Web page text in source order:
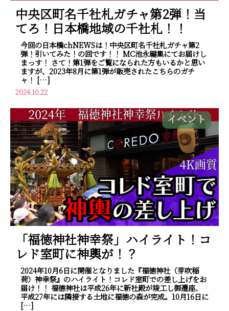
中央区町名千社札ガチャ第2弾！当
てろ！日本橋地域の千社札！！
今回の日本橋chNEWSは！中央区町名千社札ガチャ第2
弾！引いてみた！の回です！！ MC池永編集にてお届けし
まっす！ さて！第1弾をご覧になられた方もいるかと思い
ますが、2023年8月に第1弾が販売されたこちらのガチ
ャ！ […]
2024.10.22
イベント
「福徳神社神幸祭」ハイライト！コ
レド室町に神輿が！？
2024年10月6日に開催となりました『福徳神社（芽吹稲
荷）神幸祭』のハイライト！コレド室町での差し上げをお
届け！！ 福徳神社は平成26年に新社殿が竣工し御遷座、
平成27年には隣接する土地に福徳の森が完成。10月16日に
[…]